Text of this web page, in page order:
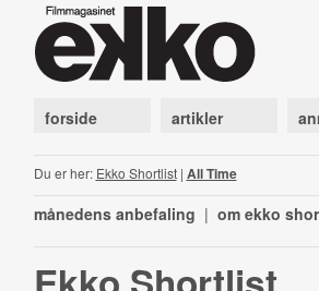
forside artikler
Du er her: Ekko Shortlist| All Time
månedens anbefaling | om ekko